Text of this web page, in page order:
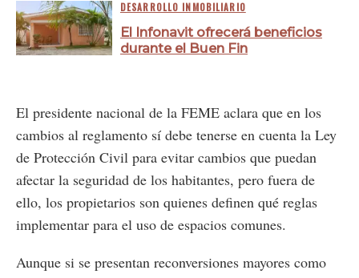
DESARROLLO INMOBILIARIO
El Infonavit ofrecerá beneficios
durante el Buen Fin
El presidente nacional de la FEME aclara que en los
cambios al reglamento sí debe tenerse en cuenta la Ley
de Protección Civil para evitar cambios que puedan
afectar la seguridad de los habitantes, pero fuera de
ello, los propietarios son quienes definen qué reglas
implementar para el uso de espacios comunes.
Aunque si se presentan reconversiones mayores como